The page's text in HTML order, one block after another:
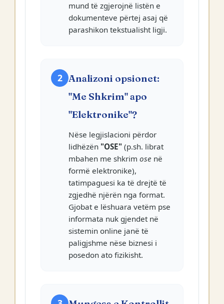
mund të zgjerojnë listën e
dokumenteve përtej asaj që
parashikon tekstualisht ligji.
2 Analizoni opsionet:
"Me Shkrim" apo
"Elektronike"?
Nëse legjislacioni përdor
lidhëzën "OSE" (p.sh. librat
mbahen me shkrim ose në
formë elektronike),
tatimpaguesi ka të drejtë të
zgjedhë njërën nga format.
Gjobat e lëshuara vetëm pse
informata nuk gjendet në
sistemin online janë të
paligjshme nëse biznesi i
posedon ato fizikisht.